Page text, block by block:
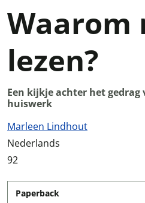
lezen?
Een kijkje achter het
huiswerk
Marleen Lindhout
Nederlands
92
Paperback